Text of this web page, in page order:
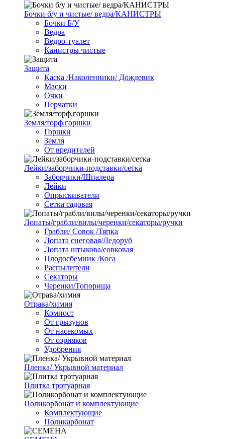
Бочки б/у и чистые/ ведра/КАНИСТРЫ
Бочки Б/У
Ведра
Ведро-туалет
Канистры чистые
Защита
Каска /Наколенники/ Дождевик
Маски
Очки
Перчатки
Земля/торф.горшки
Горшки
Земля
От вредителей
Лейки/заборчики-подставки/сетка
Заборчики/Шпалера
Лейки
Опрыскиватели
Сетка садовая
Лопаты/грабли/вилы/черенки/секаторы/ручки
Грабли/ Совок /Тяпка
Лопата снеговая/Ледоруб
Лопата штыкова/совковая
Плодосбемник /Коса
Распылители
Секаторы
Черенки/Топорища
Отрава/химия
Компост
От грызунов
От насекомых
От сорняков
Удобрения
Пленка/ Укрывной материал
Плитка тротуарная
Поликорбонат и комплектующие
Комплектующие
Поликарбонат